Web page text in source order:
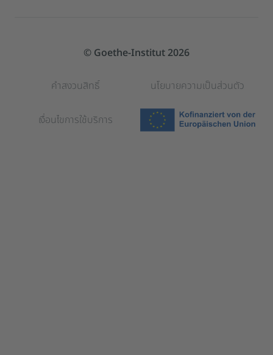
© Goethe-Institut 2026
คำสงวนสิทธิ์ นโยบายความเป็นส่วนตัว
เงื่อนไขการใช้บริการ